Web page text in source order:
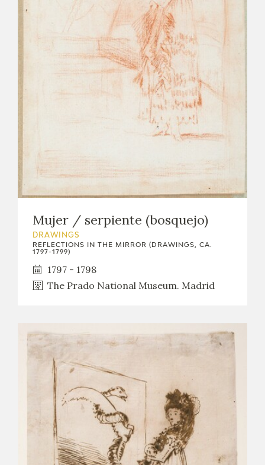
Mujer / serpiente (bosquejo)
DRAWINGS
REFLECTIONS IN THE MIRROR (DRAWINGS, CA.
1797-1799)
1797 - 1798
The Prado National Museum. Madrid